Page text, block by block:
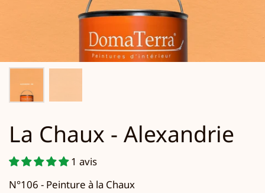
La Chaux - Alexandrie
1 avis
N°106 - Peinture à la Chaux